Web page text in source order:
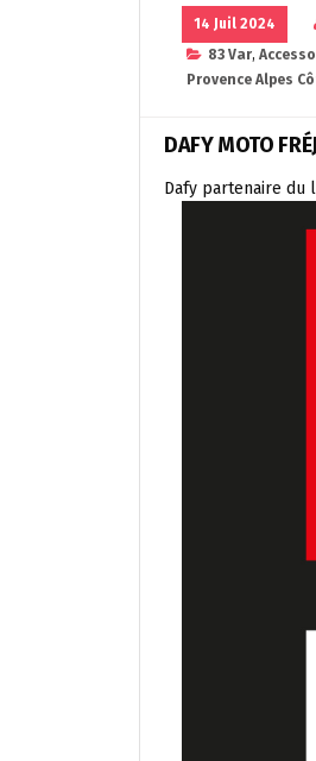
14 Juil 2024
83 Var,
Provence Alpes
DAFY MOTO
Dafy partenaire du